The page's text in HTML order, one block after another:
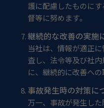
護に配慮したものに
督等に努めます。
継続的な改善の実施
当社は、情報が適正
査し、法令等及び社
に、継続的に改善への
事故発生時の対策に
万一、事故が発生し